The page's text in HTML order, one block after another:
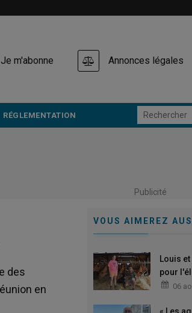
Je m'abonne Annonces légales
RÉGLEMENTATION
Publicité
des
en
VOUS AIMEREZ
Louis
pour
06
« Les